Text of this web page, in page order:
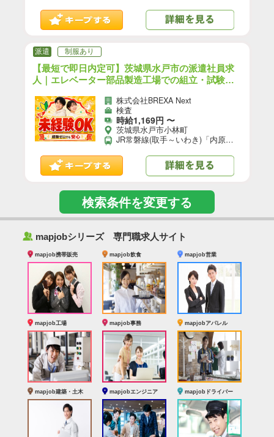
派遣 制服あり
【最短で即日内定可】茨城県水戸市の派遣社員求
人｜エレベーター部品製造工場での組立・試験作
R常磐線(取手～いわき)「内原駅」車6分 【14】/F
16-11837-07
株式会社BREXA Next
検査
時給1,169円 〜
茨城県水戸市小林町
JR常磐線(取手～いわき)「内原駅」車6分 ※常磐自動車道水戸ICから車で10分 ★工場敷地外に無料駐車場あり
検索条件を変更する
‰ mapjobシリーズ 専門職求人サイト
mapjob携帯販売 mapjob飲食 mapjob営業
mapjob工場 mapjob事務 mapjobアパレル
mapjob建築・土木 mapjobエンジニア mapjobドライバー